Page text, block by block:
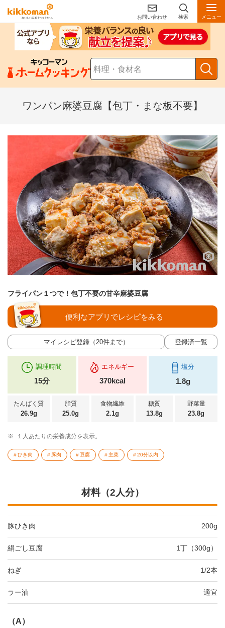
お問い合わせ 検索 メニュー
ワンパン麻婆豆腐【包丁・まな板不要】
フライパン１つで！包丁不要の甘辛麻婆豆腐
マイレシピ登録（20件まで） 登録済一覧
便利なアプリでレシピをみる
調理時間
15分
エネルギー
370kcal
塩分
1.8g
たんぱく質
26.9g
脂質
25.0g
食物繊維
2.1g
糖質
13.8g
野菜量
23.8g
※ １人あたりの栄養成分を表示。
ひき肉 豚肉 豆腐 主菜 20分以内
材料（2人分）
豚ひき肉 200g
絹ごし豆腐 1丁（300g）
ねぎ 1/2本
ラー油 適宜
（A）